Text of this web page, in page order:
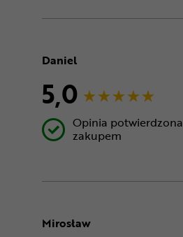
Daniel
5,0
Opinia potwierdzona
zakupem
Mirosław